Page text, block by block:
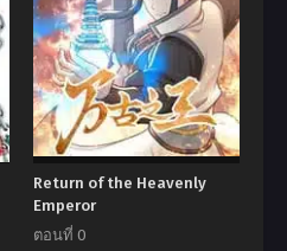
Return of the Heavenly
Emperor
ตอนที่ 0